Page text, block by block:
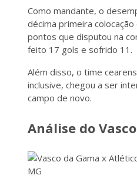
Como mandante, o
décima primeira
pontos que disputou na
feito 17 gols e sofrido 11.
Além disso, o time
inclusive, chegou a ser
campo de novo.
Análise do